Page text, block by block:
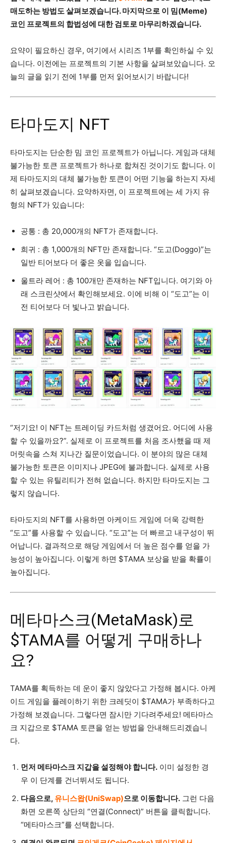
매도하는 방법도 살펴보겠습니다. 마지막으로 이 밈(Meme)
코인 프로젝트의 합법성에 대한 검토로 마무리하겠습니다.
요약이 필요하신 경우, 여기에서 시리즈 1부를 확인하실 수 있
습니다. 이전에는 프로젝트의 기본 사항을 살펴보았습니다. 오
늘의 글을 읽기 전에 1부를 먼저 읽어보시기 바랍니다!
타마도지 NFT
타마도지는 단순한 밈 코인 프로젝트가 아닙니다. 게임과 대체
불가능한 토큰 프로젝트가 하나로 합쳐진 것이기도 합니다. 이
제 타마도지의 대체 불가능한 토큰이 어떤 기능을 하는지 자세
히 살펴보겠습니다. 요약하자면, 이 프로젝트에는 세 가지 유
형의 NFT가 있습니다:
공통 : 총 20,000개의 NFT가 존재합니다.
희귀 : 총 1,000개의 NFT만 존재합니다. “도고(Doggo)”는
일반 티어보다 더 좋은 옷을 입습니다.
울트라 레어 : 총 100개만 존재하는 NFT입니다. 여기와 아
래 스크린샷에서 확인해보세요. 이에 비해 이 “도고”는 이
전 티어보다 더 빛나고 밝습니다.
“저기요! 이 NFT는 트레이딩 카드처럼 생겼어요. 어디에 사용
할 수 있을까요?”. 실제로 이 프로젝트를 처음 조사했을 때 제
머릿속을 스쳐 지나간 질문이었습니다. 이 분야의 많은 대체
불가능한 토큰은 이미지나 JPEG에 불과합니다. 실제로 사용
할 수 있는 유틸리티가 전혀 없습니다. 하지만 타마도지는 그
렇지 않습니다.
타마도지의 NFT를 사용하면 아케이드 게임에 더욱 강력한
“도고”를 사용할 수 있습니다. “도고”는 더 빠르고 내구성이 뛰
어납니다. 결과적으로 해당 게임에서 더 높은 점수를 얻을 가
능성이 높아집니다. 이렇게 하면 $TAMA 보상을 받을 확률이
높아집니다.
메타마스크(MetaMask)로
$TAMA를 어떻게 구매하나
요?
TAMA를 획득하는 데 운이 좋지 않았다고 가정해 봅시다. 아케
이드 게임을 플레이하기 위한 크레딧이 $TAMA가 부족하다고
가정해 보겠습니다. 그렇다면 잠시만 기다려주세요! 메타마스
크 지갑으로 $TAMA 토큰을 얻는 방법을 안내해드리겠습니
다.
먼저 메타마스크 지갑을 설정해야 합니다. 이미 설정한 경
우 이 단계를 건너뛰셔도 됩니다.
다음으로, 유니스왑(UniSwap)으로 이동합니다. 그런 다음
화면 오른쪽 상단의 “연결(Connect)” 버튼을 클릭합니다.
“메타마스크”를 선택합니다.